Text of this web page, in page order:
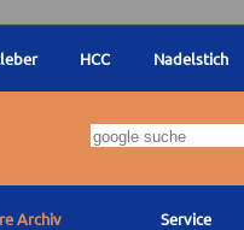
HCC Nadelstich
Archiv Service